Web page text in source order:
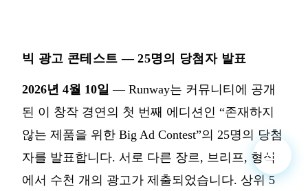
빅 광고 콘테스트 — 25명의 당첨자 발표
2026년 4월 10일 — Runway는 커뮤니티에 공개
된 이 창작 경연의 첫 번째 에디션인 “존재하지
않는 제품을 위한 Big Ad Contest”의 25명의 당첨
자를 발표합니다. 서로 다른 장르, 브리프, 형식
에서 수천 개의 광고가 제출되었습니다. 상위 5